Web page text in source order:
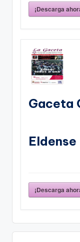
¡Descarga
Gaceta
Eldense
¡Descarga